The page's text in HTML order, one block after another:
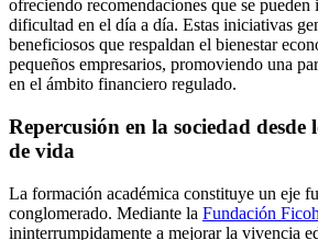
ofreciendo recomendaciones que se pueden
dificultad en el día a día. Estas iniciativas
beneficiosos que respaldan el bienestar
pequeños empresarios, promoviendo una
en el ámbito financiero regulado.
Repercusión en la sociedad desde
de vida
La formación académica constituye un eje
conglomerado. Mediante la Fundación
ininterrumpidamente a mejorar la vivencia